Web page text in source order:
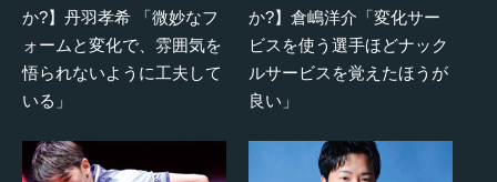
か?】丹羽孝希 「微妙なフ
ォームと変化で、雰囲気を
悟られないように工夫して
いる」
か?】倉嶋洋介「変化サー
ビスを使う選手ほどナック
ルサービスを覚えたほうが
良い」